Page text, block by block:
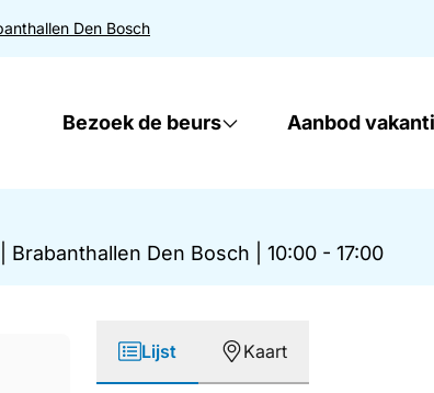
Den Bosch
Bezoek de beurs Aanbod
Brabanthallen Den Bosch 10:00 - 17:00
Lijst Kaart